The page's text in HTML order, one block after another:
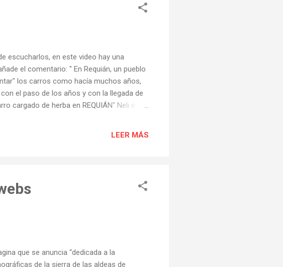
escucharlos, en este video hay una
el comentario: " En Requián, un pueblo
los carros como hacía muchos años,
el paso de los años y con la llegada de
cargado de herba en REQUIÁN" Neli e
LEER MÁS
que se anuncia “dedicada a la
de la sierra de las aldeas de